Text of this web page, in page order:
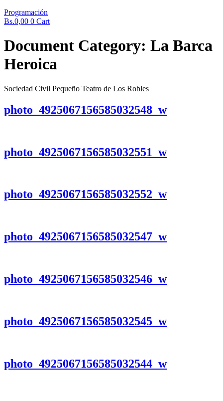
Programación
Bs.0,00 0 Cart
Document Category: La Barca
Heroica
Sociedad Civil Pequeño Teatro de Los Robles
photo_4925067156585032548_w
photo_4925067156585032551_w
photo_4925067156585032552_w
photo_4925067156585032547_w
photo_4925067156585032546_w
photo_4925067156585032545_w
photo_4925067156585032544_w